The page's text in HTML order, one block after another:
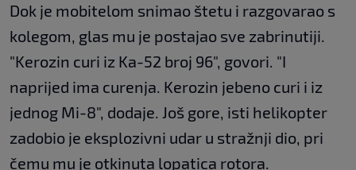
Dok je mobitelom snimao štetu i razgovarao s
kolegom, glas mu je postajao sve zabrinutiji.
"Kerozin curi iz Ka-52 broj 96", govori. "I
naprijed ima curenja. Kerozin jebeno curi i iz
jednog Mi-8", dodaje. Još gore, isti helikopter
zadobio je eksplozivni udar u stražnji dio, pri
čemu mu je otkinuta lopatica rotora.